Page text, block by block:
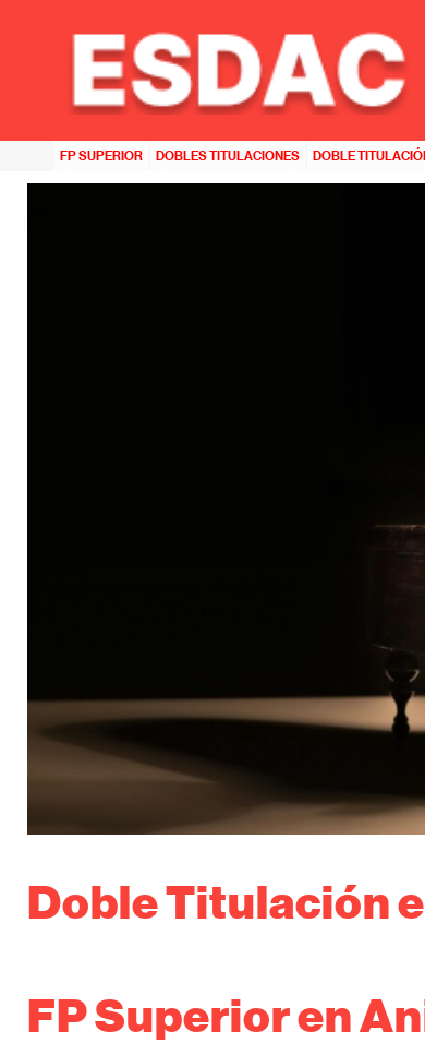
FP SUPERIOR DOBLES TITULACIONES DOBLE
Doble Titulación
FP Superior en